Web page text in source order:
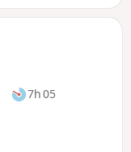
7h 05